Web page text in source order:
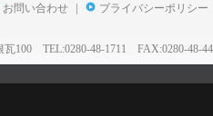
お問い合わせ | プライバシーポリシー
瓦100 TEL:0280-48-1711 FAX:0280-48-